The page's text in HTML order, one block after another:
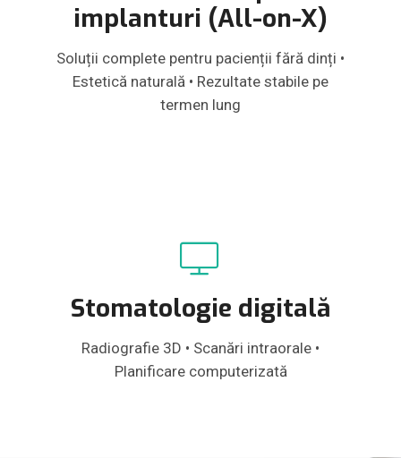
implanturi (All-on-X)
Soluții complete pentru pacienții fără dinți •
Estetică naturală • Rezultate stabile pe
termen lung
Stomatologie digitală
Radiografie 3D • Scanări intraorale •
Planificare computerizată